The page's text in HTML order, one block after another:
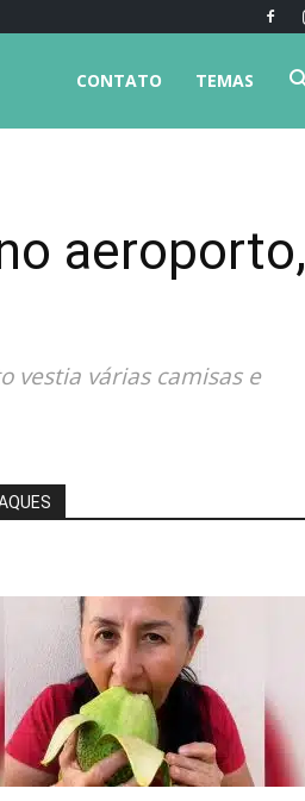
TEMAS
CONTATO
aeroporto,
vestia várias camisas e